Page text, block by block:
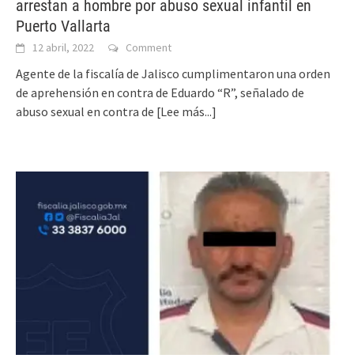
arrestan a hombre por abuso sexual infantil en
Puerto Vallarta
12 abril, 2022 Comment
Agente de la fiscalía de Jalisco cumplimentaron una orden
de aprehensión en contra de Eduardo “R”, señalado de
abuso sexual en contra de [Lee más...]